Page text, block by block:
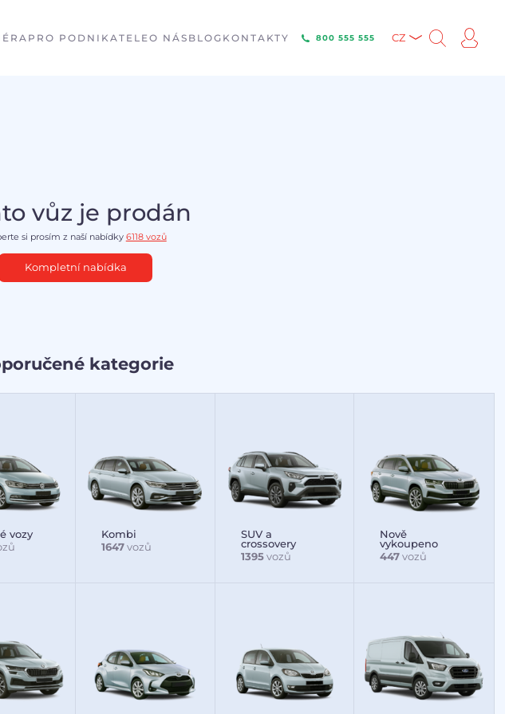
PRO PODNIKATELE O NÁS BLOG KONTAKTY 800 555 555 CZ
vůz je prodán
si prosím z naší nabídky 6118 vozů
Kompletní nabídka
kategorie
vozy
Kombi
1647vozů
SUV a
crossovery
1395vozů
Nově
vykoupeno
447 vozů